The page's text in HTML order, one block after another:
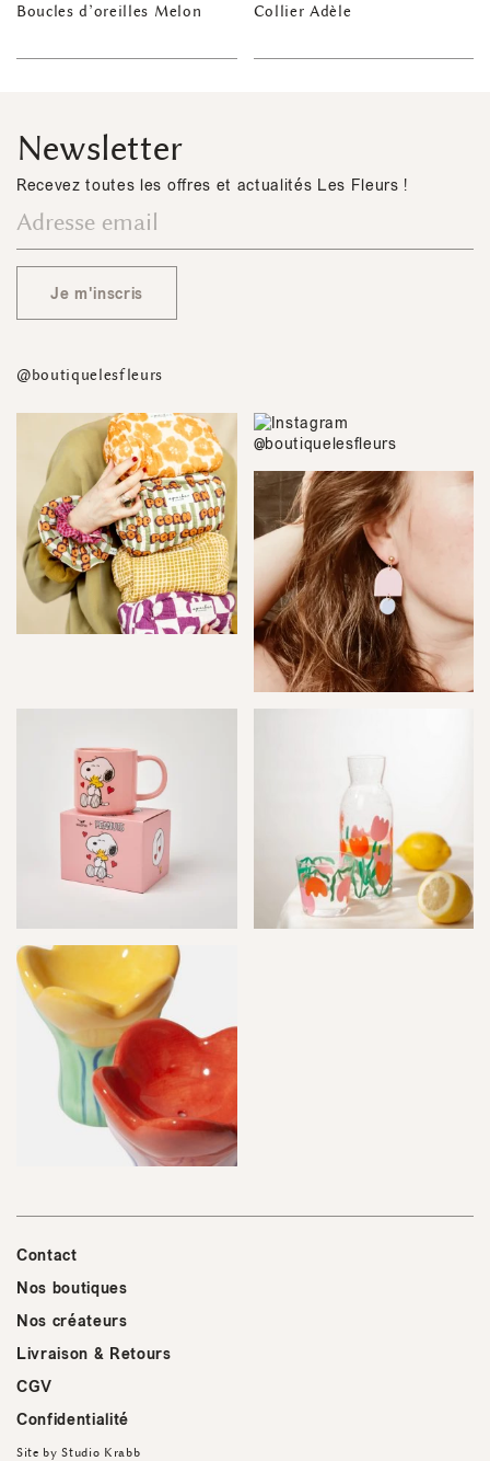
Boucles d’oreilles Melon Collier Adèle
Newsletter
Recevez toutes les offres et actualités Les Fleurs !
Je m'inscris
@boutiquelesfleurs
Contact
Nos boutiques
Nos créateurs
Livraison & Retours
CGV
Confidentialité
Site byStudio Krabb